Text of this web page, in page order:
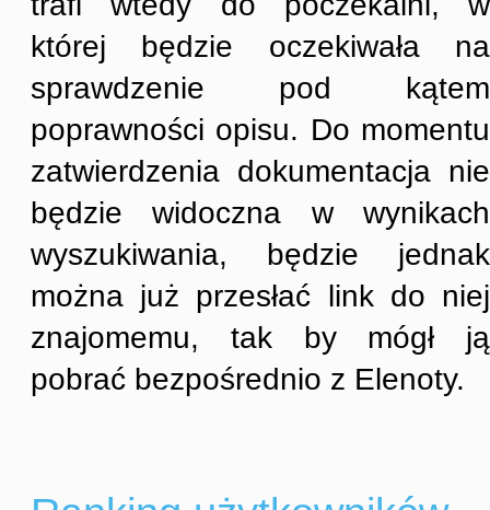
której będzie oczekiwała na
sprawdzenie pod kątem
poprawności opisu. Do momentu
zatwierdzenia dokumentacja nie
będzie widoczna w wynikach
wyszukiwania, będzie jednak
można już przesłać link do niej
znajomemu, tak by mógł ją
pobrać bezpośrednio z Elenoty.